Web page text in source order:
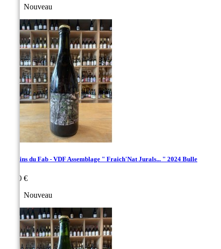
Nouveau
Les Vins du Fab - VDF Assemblage " Fraich'Nat Jurals... " 2024 Bulle
33,00 €
Nouveau